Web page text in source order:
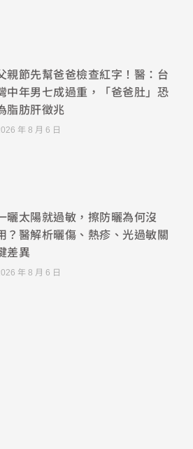
親節先幫爸爸檢查紅字！醫：台
中年男七成過重，「爸爸肚」恐
脂肪肝徵兆
年 8 月 6 日
曬太陽就過敏，擦防曬為何沒
？醫解析曬傷、熱疹、光過敏關
差異
年 8 月 6 日